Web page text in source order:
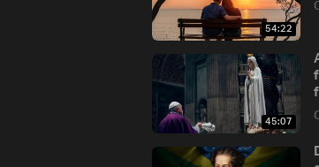
54:22
45:07